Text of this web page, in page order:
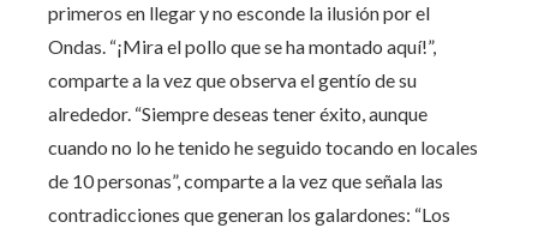
primeros en llegar y no esconde la ilusión por el
Ondas. “¡Mira el pollo que se ha montado aquí!”,
comparte a la vez que observa el gentío de su
alrededor. “Siempre deseas tener éxito, aunque
cuando no lo he tenido he seguido tocando en locales
de 10 personas”, comparte a la vez que señala las
contradicciones que generan los galardones: “Los